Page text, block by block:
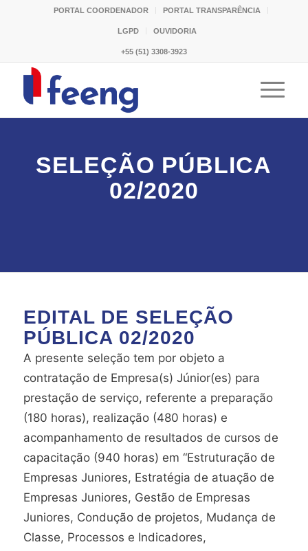
PORTAL COORDENADOR PORTAL TRANSPARÊNCIA
LGPD OUVIDORIA
+55 (51) 3308-3923
SELEÇÃO PÚBLICA
02/2020
EDITAL DE SELEÇÃO
PÚBLICA 02/2020
A presente seleção tem por objeto a
contratação de Empresa(s) Júnior(es) para
prestação de serviço, referente a preparação
(180 horas), realização (480 horas) e
acompanhamento de resultados de cursos de
capacitação (940 horas) em “Estruturação de
Empresas Juniores, Estratégia de atuação de
Empresas Juniores, Gestão de Empresas
Juniores, Condução de projetos, Mudança de
Classe, Processos e Indicadores,